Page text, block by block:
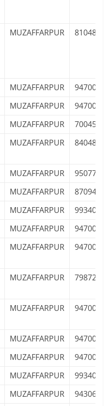
MUZAFFARPUR
MUZAFFARPUR
MUZAFFARPUR
MUZAFFARPUR
MUZAFFARPUR
MUZAFFARPUR
MUZAFFARPUR
MUZAFFARPUR
MUZAFFARPUR
MUZAFFARPUR
MUZAFFARPUR
MUZAFFARPUR
MUZAFFARPUR
MUZAFFARPUR
MUZAFFARPUR
MUZAFFARPUR